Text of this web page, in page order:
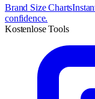
Brand Size Charts
confidence.
Kostenlose Tools